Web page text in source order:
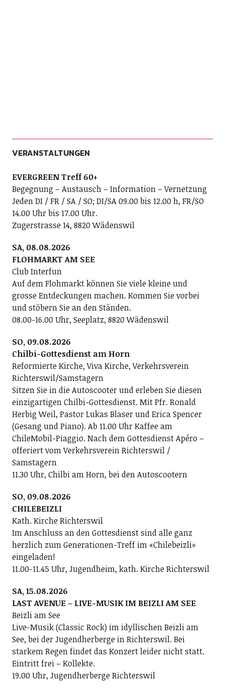
VERANSTALTUNGEN
EVERGREEN Treff 60+
Begegnung – Austausch – Information – Vernetzung
Jeden DI / FR / SA / SO; DI/SA 09.00 bis 12.00 h, FR/SO
14.00 Uhr bis 17.00 Uhr.
Zugerstrasse 14, 8820 Wädenswil
SA, 08.08.2026
FLOHMARKT AM SEE
Club Interfun
Auf dem Flohmarkt können Sie viele kleine und
grosse Entdeckungen machen. Kommen Sie vorbei
und stöbern Sie an den Ständen.
08.00-16.00 Uhr, Seeplatz, 8820 Wädenswil
SO, 09.08.2026
Chilbi-Gottesdienst am Horn
Reformierte Kirche, Viva Kirche, Verkehrsverein
Richterswil/Samstagern
Sitzen Sie in die Autoscooter und erleben Sie diesen
einzigartigen Chilbi-Gottesdienst. Mit Pfr. Ronald
Herbig Weil, Pastor Lukas Blaser und Erica Spencer
(Gesang und Piano). Ab 11.00 Uhr Kaffee am
ChileMobil-Piaggio. Nach dem Gottesdienst Apéro –
offeriert vom Verkehrsverein Richterswil /
Samstagern
11.30 Uhr, Chilbi am Horn, bei den Autoscootern
SO, 09.08.2026
CHILEBEIZLI
Kath. Kirche Richterswil
Im Anschluss an den Gottesdienst sind alle ganz
herzlich zum Generationen-Treff im «Chilebeizli»
eingeladen!
11.00-11.45 Uhr, Jugendheim, kath. Kirche Richterswil
SA, 15.08.2026
LAST AVENUE – LIVE-MUSIK IM BEIZLI AM SEE
Beizli am See
Live-Musik (Classic Rock) im idyllischen Beizli am
See, bei der Jugendherberge in Richterswil. Bei
starkem Regen findet das Konzert leider nicht statt.
Eintritt frei – Kollekte.
19.00 Uhr, Jugendherberge Richterswil